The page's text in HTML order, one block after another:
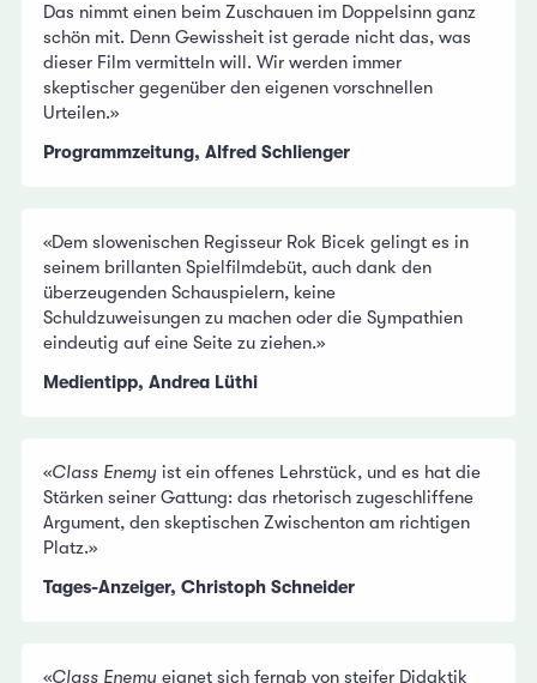
Das nimmt einen beim Zuschauen im Doppelsinn ganz
schön mit. Denn Gewissheit ist gerade nicht das, was
dieser Film vermitteln will. Wir werden immer
skeptischer gegenüber den eigenen vorschnellen
Urteilen.»
Programmzeitung, Alfred Schlienger
«Dem slowenischen Regisseur Rok Bicek gelingt es in
seinem brillanten Spielfilmdebüt, auch dank den
überzeugenden Schauspielern, keine
Schuldzuweisungen zu machen oder die Sympathien
eindeutig auf eine Seite zu ziehen.»
Medientipp, Andrea Lüthi
«Class Enemy ist ein offenes Lehrstück, und es hat die
Stärken seiner Gattung: das rhetorisch zugeschliffene
Argument, den skeptischen Zwischenton am richtigen
Platz.»
Tages-Anzeiger, Christoph Schneider
«Class Enemy eignet sich fernab von steifer Didaktik